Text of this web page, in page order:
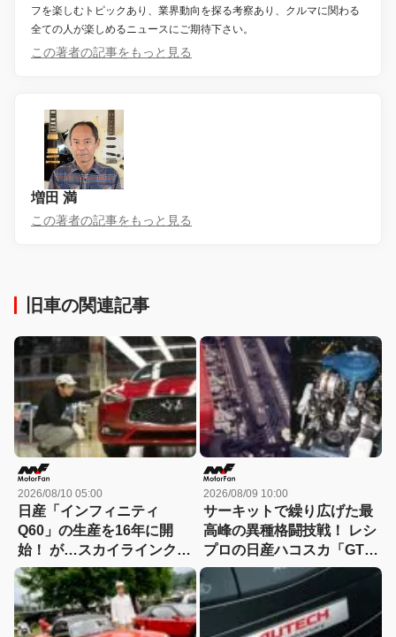
フを楽しむトピックあり、業界動向を探る考察あり、クルマに関わる
全ての人が楽しめるニュースにご期待下さい。
この著者の記事をもっと見る
増田 満
この著者の記事をもっと見る
旧車の関連記事
2026/08/10 05:00
日産「インフィニティ
Q60」の生産を16年に開
始！ が…スカイラインクー
ペとしての日本導入は見送
り…残念【今日は何の日？
8月10日】
2026/08/09 10:00
サーキットで繰り広げた最
高峰の異種格闘技戦！ レシ
プロの日産ハコスカ「GT-
R」vs.ロータリーのマツダ
「サバンナ」【歴史を飾っ
たライバル対決029】